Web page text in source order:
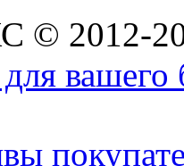
2012-
вашего